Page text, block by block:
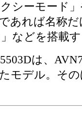
シーモード
あれば名称
などを搭載
は、
モデル。そ